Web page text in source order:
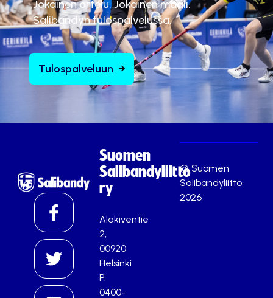
Jokainen ottelu. Jokainen maali.
Salibandyn tulospalvelussa.
Tulospalveluun
Suomen
Salibandyliitto
ry
Alakiventie
2,
00920
Helsinki
P.
0400-
© Suomen
Salibandyliitto
2026